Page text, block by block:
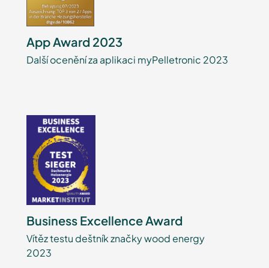
App Award 2023
Další ocenění za aplikaci myPelletronic 2023
Business Excellence Award
Vítěz testu deštník značky wood energy
2023